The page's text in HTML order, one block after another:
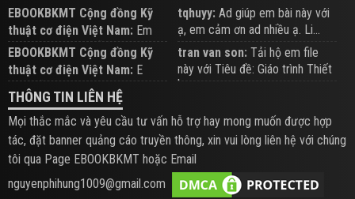
EBOOKBKMT Cộng đồng Kỹ
thuật cơ điện Việt Nam: Em
đăng trên Group hỗ trợ nhé
tqhuyy: Ad giúp em bài này với
ạ, em cảm ơn ad nhiều ạ. Li...
EBOOKBKMT Cộng đồng Kỹ
thuật cơ điện Việt Nam: E
xem hỗ trợ trên Group
tran van son: Tải hộ em file
này với Tiêu đề: Giáo trình Thiết
b...
THÔNG TIN LIÊN HỆ
Mọi thắc mắc và yêu cầu tư vấn hỗ trợ hay mong muốn được hợp
tác, đặt banner quảng cáo truyền thông, xin vui lòng liên hệ với chúng
tôi qua Page EBOOKBKMT hoặc Email
nguyenphihung1009@gmail.com